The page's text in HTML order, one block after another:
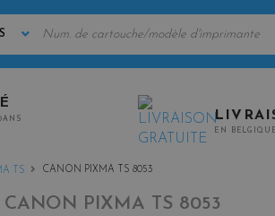
CLÉS
EN
TS CANON PIXMA TS 8053
CANON PIXMA TS 8053